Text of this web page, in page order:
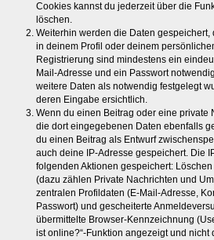
Cookies kannst du jederzeit über die
löschen.
Weiterhin werden die Daten
in deinem Profil oder deinem
Registrierung sind mindestens ein
Mail-Adresse und ein Passwort
weitere Daten als notwendig festgelegt
deren Eingabe ersichtlich.
Wenn du einen Beitrag oder eine private
die dort eingegebenen Daten ebenfalls
du einen Beitrag als Entwurf
auch deine IP-Adresse gespeichert. Die
folgenden Aktionen gespeichert:
(dazu zählen Private Nachrichten und
zentralen Profildaten (E-Mail-Adresse,
Passwort) und gescheiterte
übermittelte Browser-Kennzeichnung
ist online?“-Funktion angezeigt und nicht